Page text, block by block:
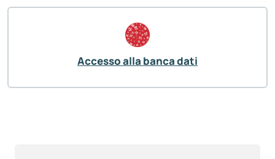
Accesso alla banca dati